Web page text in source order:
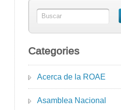
Categories
Acerca de la ROAE
Asamblea Nacional